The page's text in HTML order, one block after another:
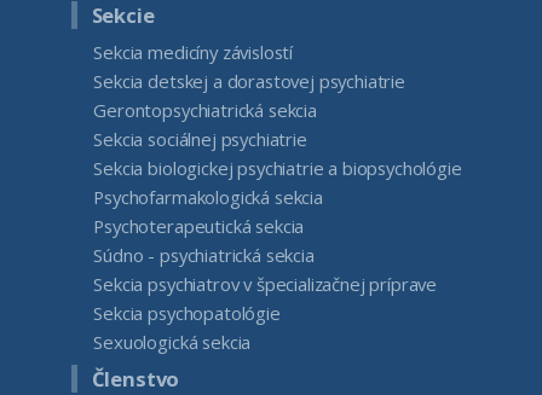
Sekcie
Sekcia medicíny závislostí
Sekcia detskej a dorastovej psychiatrie
Gerontopsychiatrická sekcia
Sekcia sociálnej psychiatrie
Sekcia biologickej psychiatrie a biopsychológie
Psychofarmakologická sekcia
Psychoterapeutická sekcia
Súdno - psychiatrická sekcia
Sekcia psychiatrov v špecializačnej príprave
Sekcia psychopatológie
Sexuologická sekcia
Členstvo